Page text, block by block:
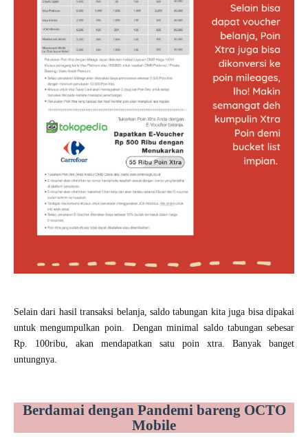
Selain dari hasil transaksi belanja, saldo tabungan kita juga bisa dipakai
untuk mengumpulkan poin.
Dengan minimal saldo tabungan sebesar
Rp. 100ribu, akan mendapatkan satu poin xtra. Banyak banget
untungnya.
Berdamai dengan Pandemi bareng OCTO
Mobile